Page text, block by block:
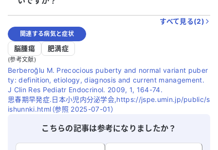
すべて見る(2)
関連する病気と症状
脳腫瘍 肥満症
(参考文献)
Berberoğlu M. Precocious puberty and normal variant puber
ty: definition, etiology, diagnosis and current management.
J Clin Res Pediatr Endocrinol. 2009, 1, 164-74.
思春期早発症.日本小児内分泌学会,https://jspe.umin.jp/public/s
ishunnki.html（参照 2025-07-01）
こちらの記事は参考になりましたか？